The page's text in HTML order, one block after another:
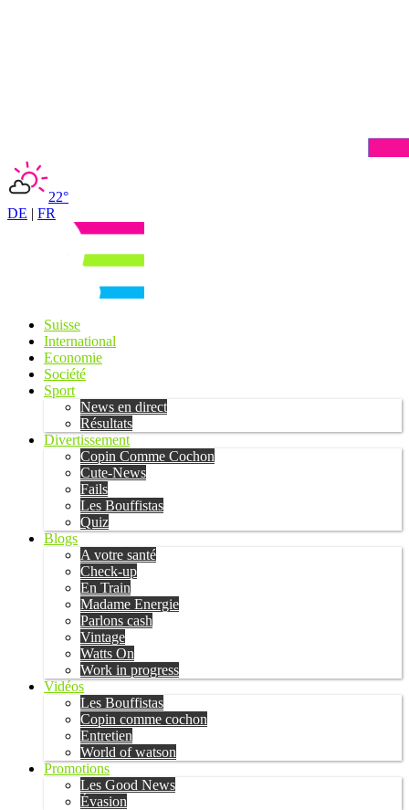
22°
DE | FR
Suisse
International
Economie
Société
Sport
News en direct
Résultats
Divertissement
Copin Comme Cochon
Cute-News
Fails
Les Bouffistas
Quiz
Blogs
A votre santé
Check-up
En Train
Madame Energie
Parlons cash
Vintage
Watts On
Work in progress
Vidéos
Les Bouffistas
Copin comme cochon
Entretien
World of watson
Promotions
Les Good News
Évasion